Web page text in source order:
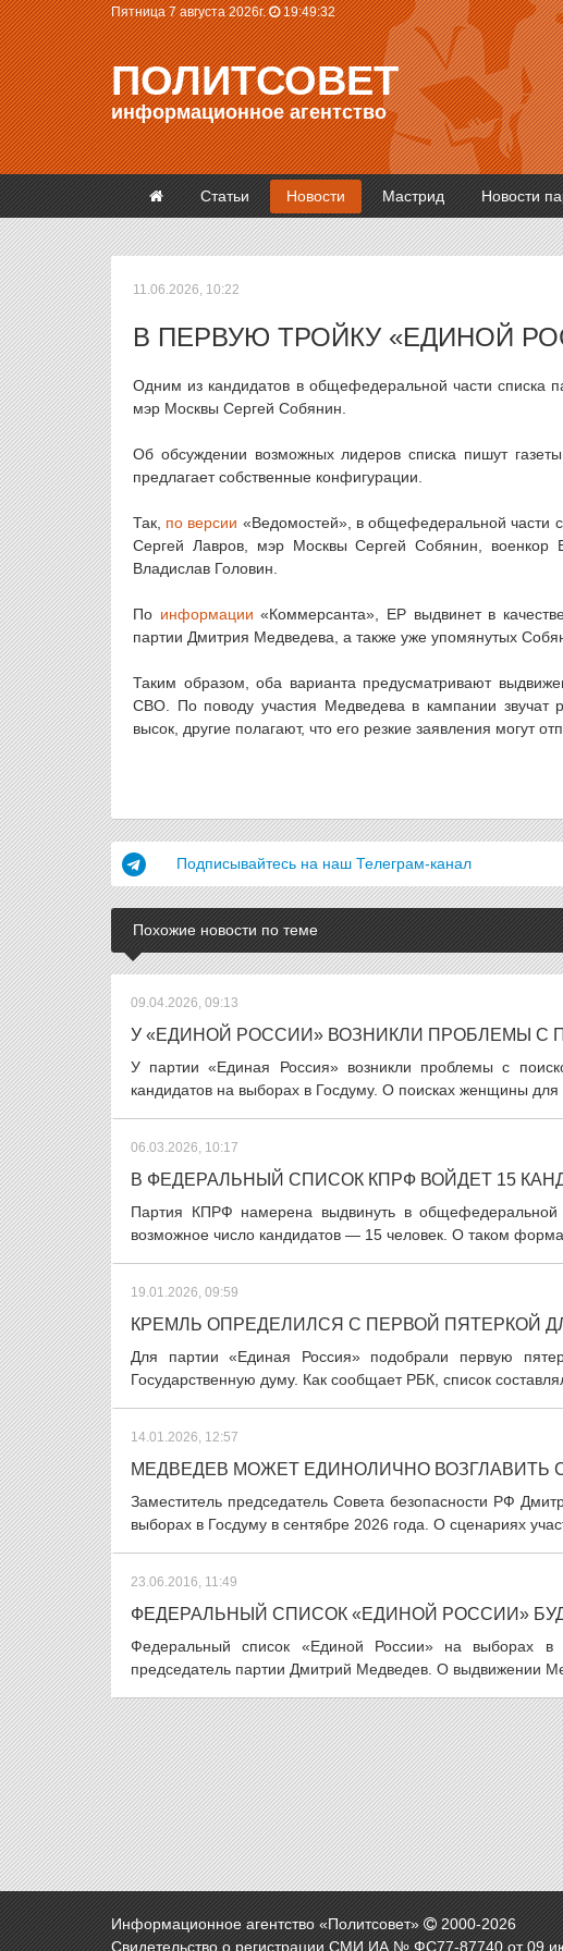
Пятница 7 августа 2026г. 19:49:32
ПОЛИТСОВЕТ
информационное агентство
Статьи Новости Мастрид Новости
11.06.2026, 10:22
В ПЕРВУЮ ТРОЙКУ «ЕДИНОЙ
Одним из кандидатов в общефедеральной части списка
мэр Москвы Сергей Собянин.
Об обсуждении возможных лидеров списка пишут
предлагает собственные конфигурации.
Так, по версии «Ведомостей», в общефедеральной части
Сергей Лавров, мэр Москвы Сергей Собянин,
Владислав Головин.
По информации «Коммерсанта», ЕР выдвинет в
партии Дмитрия Медведева, а также уже упомянутых
Таким образом, оба варианта предусматривают
СВО. По поводу участия Медведева в кампании звучат
высок, другие полагают, что его резкие заявления могут
Подписывайтесь на наш Телеграм-канал
Похожие новости по теме
09.04.2026, 09:13
У «ЕДИНОЙ РОССИИ» ВОЗНИКЛИ ПРОБЛЕМЫ
У партии «Единая Россия» возникли проблемы с
кандидатов на выборах в Госдуму. О поисках женщины для
06.03.2026, 10:17
В ФЕДЕРАЛЬНЫЙ СПИСОК КПРФ ВОЙДЕТ 15
Партия КПРФ намерена выдвинуть в общефедеральной
возможное число кандидатов — 15 человек. О таком
19.01.2026, 09:59
КРЕМЛЬ ОПРЕДЕЛИЛСЯ С ПЕРВОЙ ПЯТЕРКОЙ
Для партии «Единая Россия» подобрали первую
Государственную думу. Как сообщает РБК, список
14.01.2026, 12:57
МЕДВЕДЕВ МОЖЕТ ЕДИНОЛИЧНО ВОЗГЛАВИТЬ
Заместитель председатель Совета безопасности РФ
выборах в Госдуму в сентябре 2026 года. О сценариях
23.06.2016, 11:49
ФЕДЕРАЛЬНЫЙ СПИСОК «ЕДИНОЙ РОССИИ»
Федеральный список «Единой России» на выборах в
председатель партии Дмитрий Медведев. О выдвижении
Информационное агентство «Политсовет» 2000-2026
Свидетельство о регистрации СМИ ИА № ФС77-87740 от 09